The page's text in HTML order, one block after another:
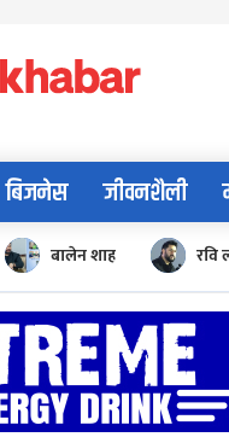
बिजनेस जीवनशैली
बालेन शाह रवि